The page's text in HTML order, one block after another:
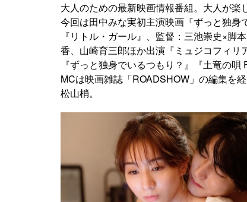
大人のための最新映画情報番組。大人が楽
今回は田中みな実初主演映画『ずっと独
『リトル・ガール』、監督：三池崇史×脚
香、山崎育三郎ほか出演『ミュジコフィリ
『ずっと独身でいるつもり？』『土竜の唄
MCは映画雑誌「ROADSHOW」の編集を
松山梢。